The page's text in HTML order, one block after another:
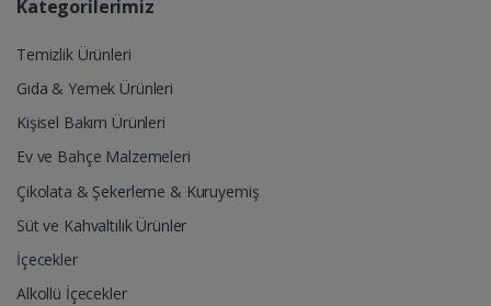
Kategorilerimiz
Temizlik Ürünleri
Gıda & Yemek Ürünleri
Kişisel Bakım Ürünleri
Ev ve Bahçe Malzemeleri
Çikolata & Şekerleme & Kuruyemiş
Süt ve Kahvaltılık Ürünler
İçecekler
Alkollü İçecekler